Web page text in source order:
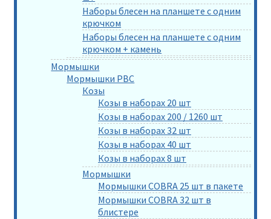
Наборы блесен на планшете с одним
крючком
Наборы блесен на планшете с одним
крючком + камень
Мормышки
Мормышки РВС
Козы
Козы в наборах 20 шт
Козы в наборах 200 / 1260 шт
Козы в наборах 32 шт
Козы в наборах 40 шт
Козы в наборах 8 шт
Мормышки
Мормышки COBRA 25 шт в пакете
Мормышки COBRA 32 шт в
блистере